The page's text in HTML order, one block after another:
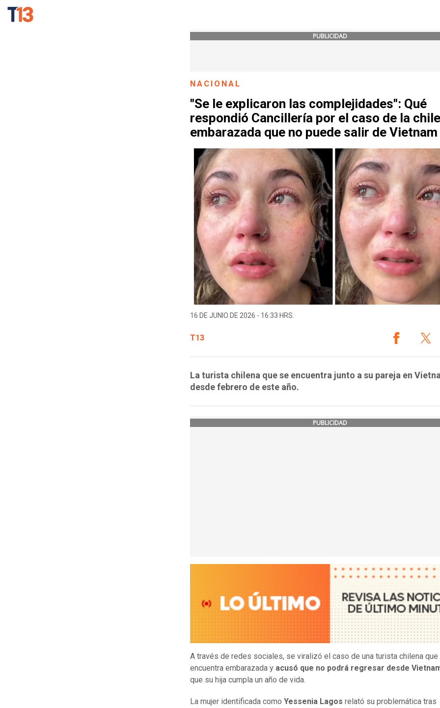
PUBLICIDAD
NACIONAL
"Se le explicaron las complejidades": Qué
respondió Cancillería por el caso de la
embarazada que no puede salir de Vietnam
16 DE JUNIO DE 2026 - 16:33 HRS.
T13
La turista chilena que se encuentra junto a su pareja en
desde febrero de este año.
PUBLICIDAD
A través de redes sociales, se viralizó el caso de una turista chilena
encuentra embarazada y acusó que no podrá regresar desde
que su hija cumpla un año de vida.
La mujer identificada como Yessenia Lagos relató su problemática tras